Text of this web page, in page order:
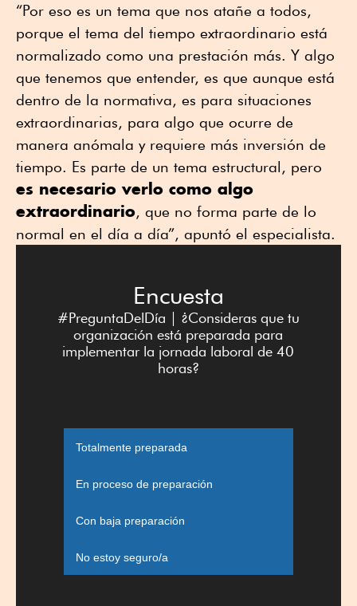
“Por eso es un tema que nos atañe a todos,
porque el tema del tiempo extraordinario está
normalizado como una prestación más. Y algo
que tenemos que entender, es que aunque está
dentro de la normativa, es para situaciones
extraordinarias, para algo que ocurre de
manera anómala y requiere más inversión de
tiempo. Es parte de un tema estructural, pero
es necesario verlo como algo
extraordinario, que no forma parte de lo
normal en el día a día”, apuntó el especialista.
Encuesta
#PreguntaDelDía | ¿Consideras que tu
organización está preparada para
implementar la jornada laboral de 40
horas?
Totalmente preparada
En proceso de preparación
Con baja preparación
No estoy seguro/a